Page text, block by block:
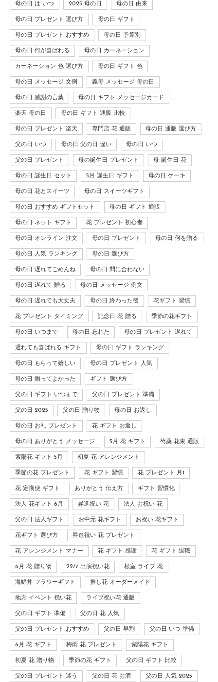
母の日 は いつ 2025 母の日 母の日 由来
母の日 プレゼント 選び方 母の日 ギフト
母の日 プレゼント おすすめ 母の日 予算別
母の日 何が喜ばれる 母の日 カーネーション
カーネーション 色 選び方 母の日 ギフト 色
母の日 メッセージ 文例 義母 メッセージ 母の日
母の日 感謝の言葉 母の日 ギフト メッセージカード
楽天 母の日 母の日 ギフト 通販 比較
母の日 プレゼント 楽天 専門店 花 通販 母の日 通販 選び方
父の日 いつ 母の日 父の日 違い 母の日 いつ
父の日 プレゼント 母の誕生日 プレゼント 母 誕生日 花
母の日 誕生日 セット 5月 誕生日 ギフト 母の日 ケーキ
母の日 花とスイーツ 母の日 スイーツギフト
母の日 おすすめ ギフトセット 母の日 ギフト 通販
母の日 ネット ギフト 花 プレゼント 初心者
母の日 オンライン 注文 母の日 プレゼント 母の日 何を贈る
母の日 人気 ランキング 母の日 選び方
母の日 遅れてごめんね 母の日 間に合わない
母の日 遅れて 贈る 母の日 メッセージ 例文
母の日 遅れても大丈夫 母の日 終わった後 花ギフト 習慣
花 プレゼント タイミング 記念日 花 贈る 季節の花ギフト
母の日 いつまで 母の日 忘れた 母の日 プレゼント 遅れて
遅れても喜ばれる ギフト 母の日 ギフト ランキング
母の日 もらって嬉しい 母の日 プレゼント 人気
母の日 贈ってよかった ギフト 選び方
父の日 ギフト いつまで 父の日 プレゼント 準備
父の日 2025 父の日 贈り物 母の日 お返し
母の日 お礼 プレゼント 花 ギフト お返し
母の日 ありがとう メッセージ 5月 花 ギフト 芍薬 花束 通販
紫陽花 ギフト 5月 初夏 花 アレンジメント
季節の花 プレゼント 花 ギフト 習慣 花 プレゼント 月1
花 定期便 ギフト ありがとう 伝え方 ギフト 習慣化
法人 花ギフト 6月 昇進祝い 花 法人 お祝い 花
父の日 法人ギフト お中元 花ギフト お祝い 花ギフト
花ギフト 選び方 昇進祝い 花 プレゼント
花 アレンジメント マナー 花 ギフト 感謝 花 ギフト 退職
6月 花 贈り物 22/7 出演祝い花 根室 ライブ 花
海鮮丼 フラワーギフト 推し花 オーダーメイド
地方 イベント 祝い花 ライブ祝い花 通販
父の日 ギフト 準備 父の日 花 人気
父の日 プレゼント おすすめ 父の日 早割 父の日 いつ 準備
6月 花 ギフト 梅雨 花 プレゼント 紫陽花 ギフト
初夏 花 贈り物 季節の花 ギフト 父の日 ギフト 比較
父の日 プレゼント 迷う 父の日 花 お酒 父の日 人気 2025